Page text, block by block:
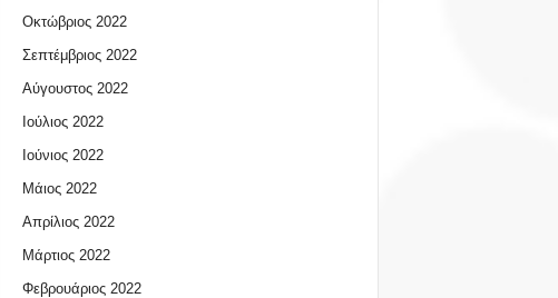
Οκτώβριος 2022
Σεπτέμβριος 2022
Αύγουστος 2022
Ιούλιος 2022
Ιούνιος 2022
Μάιος 2022
Απρίλιος 2022
Μάρτιος 2022
Φεβρουάριος 2022